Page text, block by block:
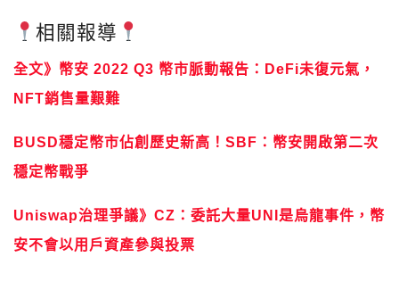
相關報導
全文》幣安 2022 Q3 幣市脈動報告：DeFi未復元氣，
NFT銷售量艱難
BUSD穩定幣市佔創歷史新高！SBF：幣安開啟第二次
穩定幣戰爭
Uniswap治理爭議》CZ：委託大量UNI是烏龍事件，幣
安不會以用戶資產參與投票